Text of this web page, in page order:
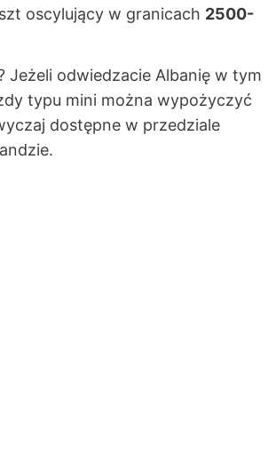
oscylujący w granicach 2500-
Jeżeli odwiedzacie Albanię w tym
typu mini można wypożyczyć
dostępne w przedziale